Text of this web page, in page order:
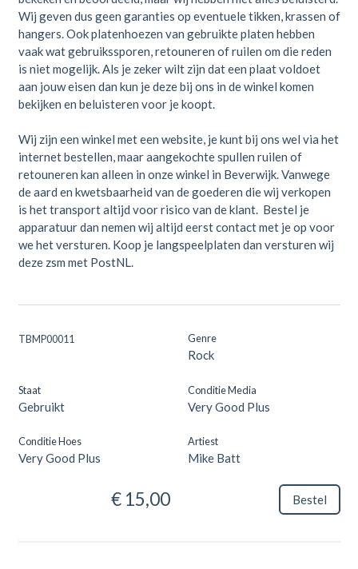
Wij geven dus geen garanties op eventuele tikken, krassen of
hangers. Ook platenhoezen van gebruikte platen hebben
vaak wat gebruikssporen, retouneren of ruilen om die reden
is niet mogelijk. Als je zeker wilt zijn dat een plaat voldoet
aan jouw eisen dan kun je deze bij ons in de winkel komen
bekijken en beluisteren voor je koopt.
Wij zijn een winkel met een website, je kunt bij ons wel via het
internet bestellen, maar aangekochte spullen ruilen of
retouneren kan alleen in onze winkel in Beverwijk. Vanwege
de aard en kwetsbaarheid van de goederen die wij verkopen
is het transport altijd voor risico van de klant. Bestel je
apparatuur dan nemen wij altijd eerst contact met je op voor
we het versturen. Koop je langspeelplaten dan versturen wij
deze zsm met PostNL.
TBMP00011 Genre
Rock
Staat
Gebruikt
Conditie Media
Very Good Plus
Conditie Hoes
Very Good Plus
Artiest
Mike Batt
€ 15,00 Bestel